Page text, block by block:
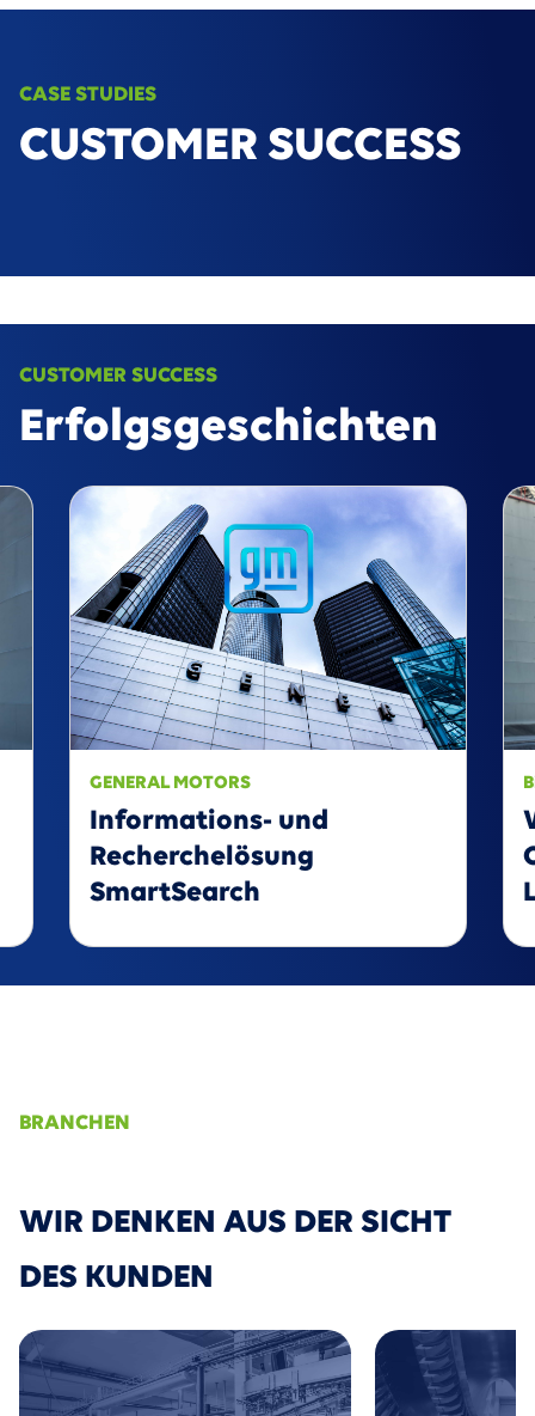
CASE STUDIES
CUSTOMER SUCCESS
CUSTOMER SUCCESS
Erfolgsgeschichten
GENERAL MOTORS
Informations- und
Recherchelösung
SmartSearch
BRANCHEN
WIR DENKEN AUS DER SICHT
DES KUNDEN